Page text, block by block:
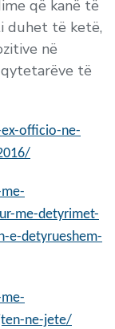
që kanë të
duhet të ketë,
në
të
officio-ne-
me-detyrimet-
e-detyrueshem-
ne-jete/